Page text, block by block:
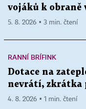
vojáků k obraně
5. 8. 2026 ▪ 3 min. čtení
RANNÍ BRÍFINK
Dotace na
nevrátí, zkrátka
4. 8. 2026 ▪ 1 min. čtení